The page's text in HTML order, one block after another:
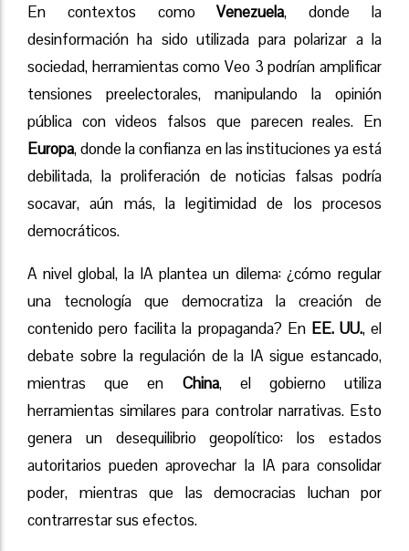
En contextos comoVenezuela, donde la
desinformación ha sido utilizada para polarizar a la
sociedad, herramientas como Veo 3 podrían amplificar
tensiones preelectorales, manipulando la opinión
pública con videos falsos que parecen reales. En
Europa, donde la confianza en las instituciones ya está
debilitada, la proliferación de noticias falsas podría
socavar, aún más, la legitimidad de los procesos
democráticos.
A nivel global, la IA plantea un dilema: ¿cómo regular
una tecnología que democratiza la creación de
contenido pero facilita la propaganda? En EE. UU., el
debate sobre la regulación de la IA sigue estancado,
mientras que en China, el gobierno utiliza
herramientas similares para controlar narrativas. Esto
genera un desequilibrio geopolítico: los estados
autoritarios pueden aprovechar la IA para consolidar
poder, mientras que las democracias luchan por
contrarrestar sus efectos.